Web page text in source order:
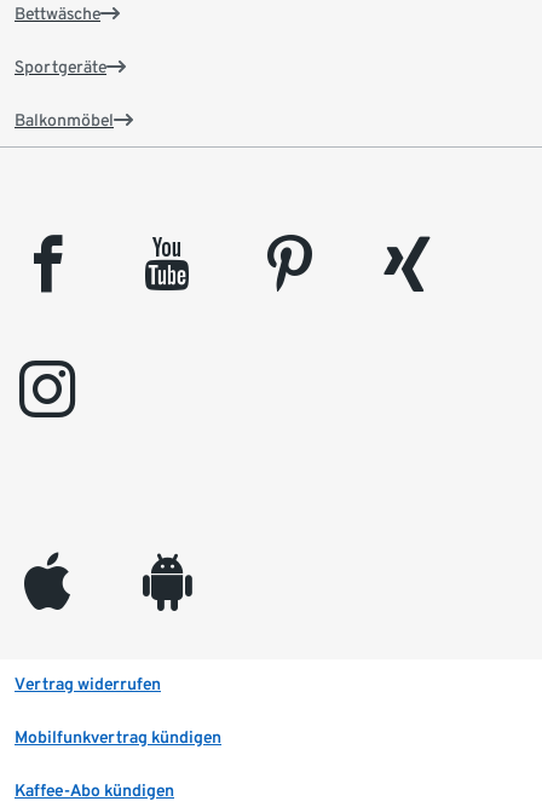
Bettwäsche
Sportgeräte
Balkonmöbel
facebook youtube pinterest
xing
instagram
appleinc android
Vertrag widerrufen
Mobilfunkvertrag kündigen
Kaffee-Abo kündigen